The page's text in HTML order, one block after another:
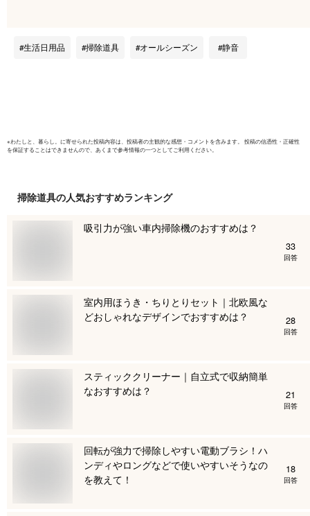
ダ 玄関 節水 時短 ベ
生活日用品 掃除道具 オールシーズン 静音
※わたしと、暮らし。 に寄せられた投稿内容は、投稿者の主観的な感想・コメントを含みます。 投稿の信憑性・正確性
を保証することはできませんので、あくまで参考情報の一つとしてご利用ください。
掃除道具の人気おすすめランキング
吸引力が強い車内掃除機のおすすめは？
33
回答
室内用ほうき・ちりとりセット｜北欧風な
どおしゃれなデザインでおすすめは？
28
回答
スティッククリーナー｜自立式で収納簡単
なおすすめは？
21
回答
回転が強力で掃除しやすい電動ブラシ！ハ
ンディやロングなどで使いやすいそうなの
を教えて！
18
回答